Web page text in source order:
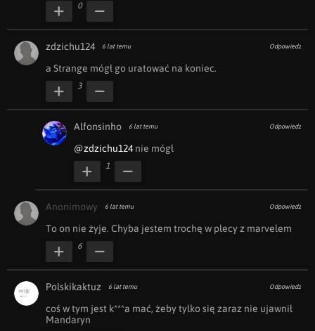
0
zdzichu124 6 lat temu Odpowiedz
a Strange mógł go uratować na koniec.
3
Alfonsinho 6 lat temu Odpowiedz
@zdzichu124 nie mógł
1
Anonimowy 6 lat temu Odpowiedz
To on nie żyje. Chyba jestem trochę w plecy z marvelem
6
Polskikaktuz 6 lat temu Odpowiedz
coś w tym jest k***a mać, żeby tylko się zaraz nie ujawnił
Mandaryn